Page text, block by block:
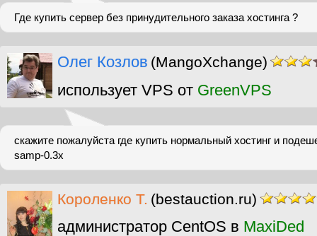
Где купить сервер без принудительного заказа хостинга ?
Олег Козлов (MangoXchange)
использует VPS от GreenVPS
скажите пожалуйста где купить нормальный хостинг и
samp-0.3x
Короленко Т. (bestauction.ru)
администратор CentOS в MaxiDed